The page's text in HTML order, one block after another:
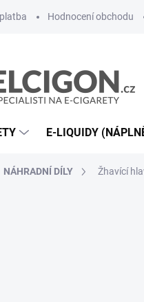
Hodnocení obchodu
E-LIQUIDY
NÁHRADNÍ DÍLY Žhavící